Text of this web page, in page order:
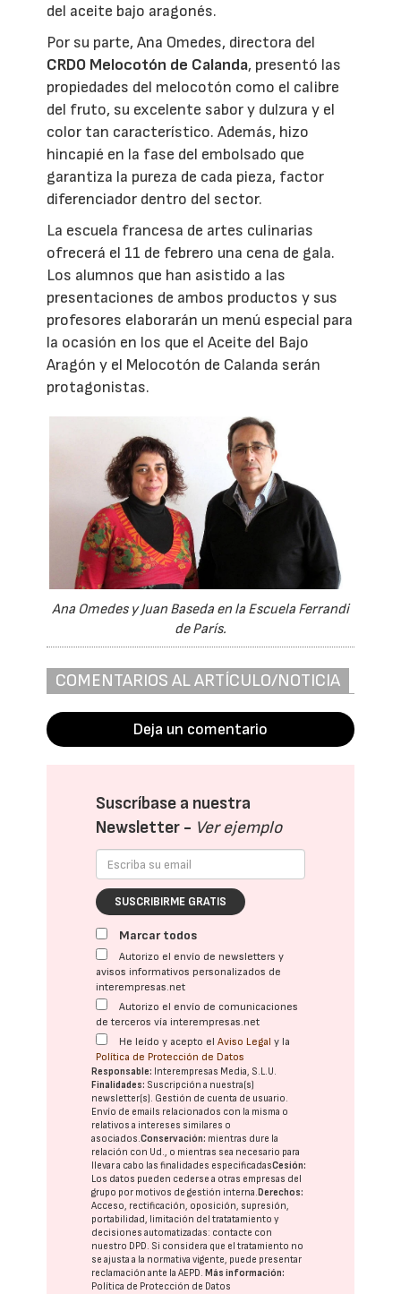
del aceite bajo aragonés.
Por su parte, Ana Omedes, directora del
CRDO Melocotón de Calanda, presentó las
propiedades del melocotón como el calibre
del fruto, su excelente sabor y dulzura y el
color tan característico. Además, hizo
hincapié en la fase del embolsado que
garantiza la pureza de cada pieza, factor
diferenciador dentro del sector.
La escuela francesa de artes culinarias
ofrecerá el 11 de febrero una cena de gala.
Los alumnos que han asistido a las
presentaciones de ambos productos y sus
profesores elaborarán un menú especial para
la ocasión en los que el Aceite del Bajo
Aragón y el Melocotón de Calanda serán
protagonistas.
Ana Omedes y Juan Baseda en la Escuela Ferrandi
de París.
COMENTARIOS AL ARTÍCULO/NOTICIA
Deja un comentario
Suscríbase a nuestra
Newsletter - Ver ejemplo
SUSCRIBIRME GRATIS
Marcar todos
Autorizo el envío de newsletters y
avisos informativos personalizados de
interempresas.net
Autorizo el envío de comunicaciones
de terceros vía interempresas.net
He leído y acepto elAviso Legal y la
Política de Protección de Datos
Responsable: Interempresas Media, S.L.U.
Finalidades: Suscripción a nuestra(s)
newsletter(s). Gestión de cuenta de usuario.
Envío de emails relacionados con la misma o
relativos a intereses similares o
asociados.Conservación: mientras dure la
relación con Ud., o mientras sea necesario para
llevar a cabo las finalidades especificadasCesión:
Los datos pueden cederse a otras empresas del
grupo por motivos de gestión interna. Derechos:
Acceso, rectificación, oposición, supresión,
portabilidad, limitación del tratatamiento y
decisiones automatizadas: contacte con
nuestro DPD. Si considera que el tratamiento no
se ajusta a la normativa vigente, puede presentar
reclamación ante laAEPD. Más información:
Política de Protección de Datos